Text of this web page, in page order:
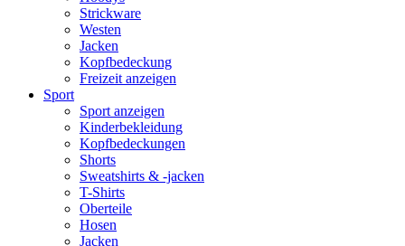
Strickware
Westen
Jacken
Kopfbedeckung
Freizeit anzeigen
Sport
Sport anzeigen
Kinderbekleidung
Kopfbedeckungen
Shorts
Sweatshirts & -jacken
T-Shirts
Oberteile
Hosen
Jacken